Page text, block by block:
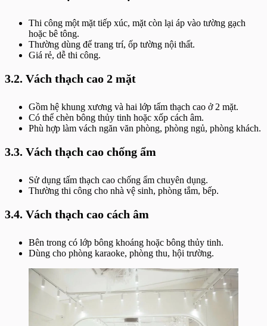
Thi công một mặt tiếp xúc, mặt còn lại áp vào tường gạch
hoặc bê tông.
Thường dùng để trang trí, ốp tường nội thất.
Giá rẻ, dễ thi công.
3.2. Vách thạch cao 2 mặt
Gồm hệ khung xương và hai lớp tấm thạch cao ở 2 mặt.
Có thể chèn bông thủy tinh hoặc xốp cách âm.
Phù hợp làm vách ngăn văn phòng, phòng ngủ, phòng khách.
3.3. Vách thạch cao chống ẩm
Sử dụng tấm thạch cao chống ẩm chuyên dụng.
Thường thi công cho nhà vệ sinh, phòng tắm, bếp.
3.4. Vách thạch cao cách âm
Bên trong có lớp bông khoáng hoặc bông thủy tinh.
Dùng cho phòng karaoke, phòng thu, hội trường.